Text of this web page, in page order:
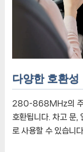
다양한 호환성
280-868MHz의 주
호환됩니다. 차고 문,
로 사용할 수 있습니다.